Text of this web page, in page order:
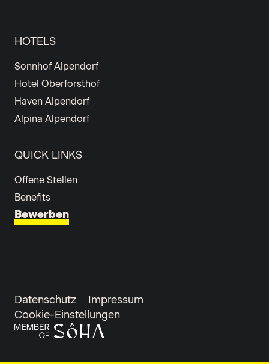
HOTELS
Sonnhof Alpendorf
Hotel Oberforsthof
Haven Alpendorf
Alpina Alpendorf
QUICK LINKS
Offene Stellen
Benefits
Bewerben
Datenschutz
Impressum
Cookie-Einstellungen